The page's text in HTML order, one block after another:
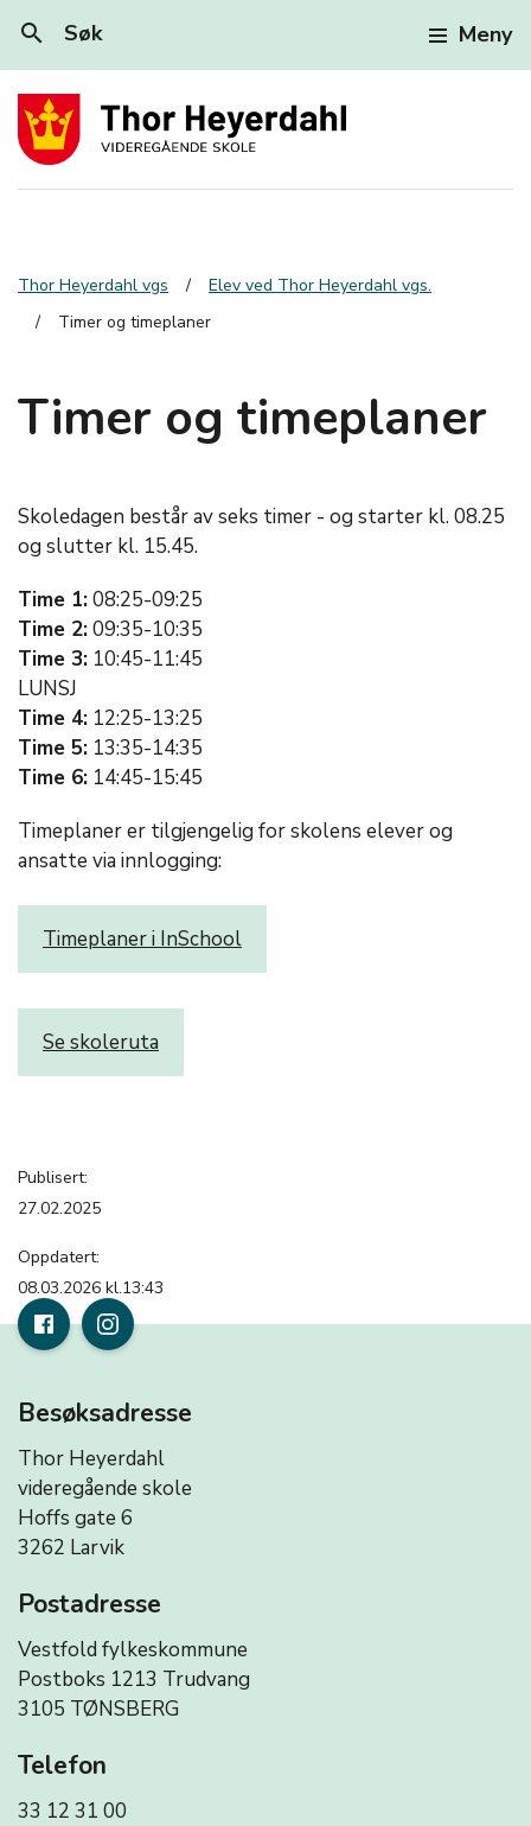
search Søk Meny
Thor Heyerdahl vgs
Elev ved Thor Heyerdahl vgs.
Timer og timeplaner
Timer og timeplaner
Skoledagen består av seks timer - og starter kl. 08.25
og slutter kl. 15.45.
Time 1:08:25-09:25
Time 2:09:35-10:35
Time 3: 10:45-11:45
LUNSJ
Time 4: 12:25-13:25
Time 5: 13:35-14:35
Time 6: 14:45-15:45
Timeplaner er tilgjengelig for skolens elever og
ansatte via innlogging:
Timeplaner i InSchool
Se skoleruta
Publisert:
27.02.2025
Oppdatert:
08.03.2026 kl.13:43
Besøksadresse
Thor Heyerdahl
videregående skole
Hoffs gate 6
3262 Larvik
Postadresse
Vestfold fylkeskommune
Postboks 1213 Trudvang
3105 TØNSBERG
Telefon
33 12 31 00